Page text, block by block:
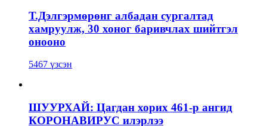
Т.Дэлгэрмөрөнг албадан сургалтад
хамруулж, 30 хоног баривчлах шийтгэл
онооно
5467 үзсэн
ШУУРХАЙ: Цагдан хорих 461-р ангид
КОРОНАВИРУС илэрлээ